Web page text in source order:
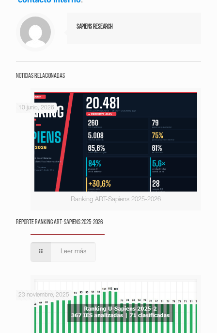
Sapiens Research
Noticias relacionadas
Ranking ART-Sapiens 2025-2026
10 junio, 2026
Reporte Ranking ART-Sapiens 2025-2026
Leer más
23 noviembre, 2025